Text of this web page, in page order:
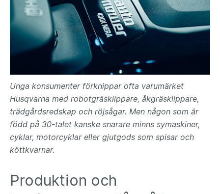
Unga konsumenter förknippar ofta varumärket
Husqvarna med robotgräsklippare, åkgräsklippare,
trädgårdsredskap och röjsågar. Men någon som är
född på 30-talet kanske snarare minns symaskiner,
cyklar, motorcyklar eller gjutgods som spisar och
köttkvarnar.
Produktion och